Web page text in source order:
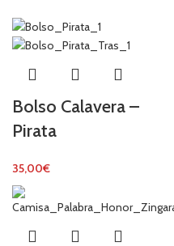
Bolso Calavera –
Pirata
35,00€